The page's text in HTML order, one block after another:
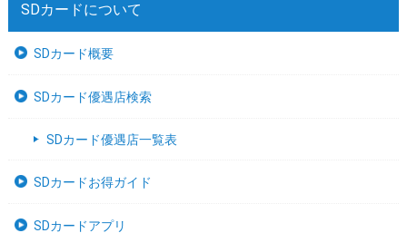
SDカードについて
SDカード概要
SDカード優遇店検索
SDカード優遇店一覧表
SDカードお得ガイド
SDカードアプリ